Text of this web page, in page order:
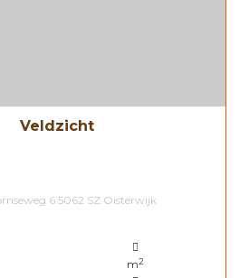
Veldzicht
6 5062 SZ Oisterwijk
m2